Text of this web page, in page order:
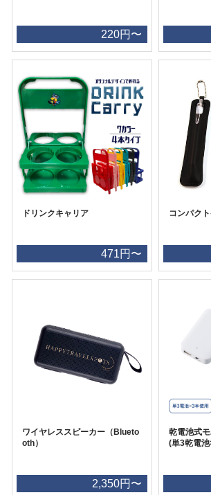
220円〜
ドリンクキャリア
471円〜
コンパク
ワイヤレススピーカー（Blueto
oth）
2,350円〜
乾電池式
(単3乾電